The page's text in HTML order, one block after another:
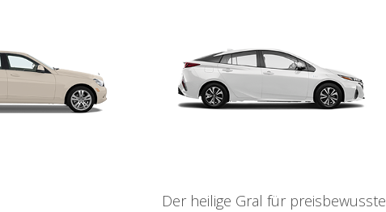
Der heilige Gral für preisbewusste